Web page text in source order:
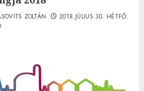
ZOLTÁN
2018.JÚLIUS.30. HÉTFŐ.